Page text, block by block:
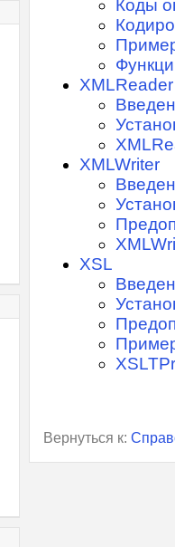
Коды
XMLReader
XMLWriter
XSL
Вернуться к: